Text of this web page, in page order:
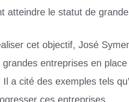
atteindre le statut de
cet objectif, José
grandes entreprises en
Il a cité des exemples tels
ces entreprises.